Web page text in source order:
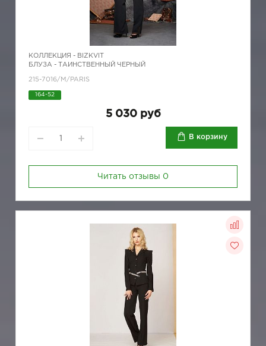
КОЛЛЕКЦИЯ - BIZKVIT
БЛУЗА - ТАИНСТВЕННЫЙ ЧЕРНЫЙ
215-7016/M/PARIS
164-52
5 030 руб
В корзину
Читать отзывы 0